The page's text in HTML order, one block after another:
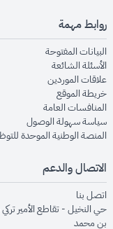
روابط مهمة
البيانات المفتوحةwindow
الأسئلة الشائعةwindow
علاقات الموردينwindow
خريطة الموقعnew window
المنافسات العامةwindow
سياسة سهولة الوصول
المنصة الوطنية الموحدة
الاتصال والدعم
اتصل بنا
حي النخيل - تقاطع الأمير
بن محمد